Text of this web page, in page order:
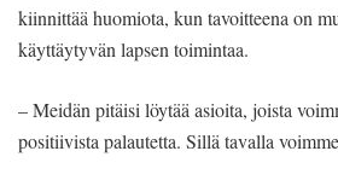
kiinnittää huomiota, kun tavoitteena on
käyttäytyvän lapsen toimintaa.
– Meidän pitäisi löytää asioita, joista
positiivista palautetta. Sillä tavalla